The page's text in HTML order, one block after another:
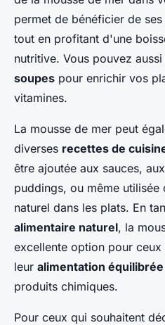
permet de bénéficier de
tout en profitant d'une
nutritive. Vous pouvez
soupes pour enrichir vos
vitamines.
La mousse de mer peut
diverses recettes de
être ajoutée aux sauces,
puddings, ou même utilisée
naturel dans les plats. En
alimentaire naturel, la
excellente option pour
leur alimentation équilibrée
produits chimiques.
Pour ceux qui souhaitent